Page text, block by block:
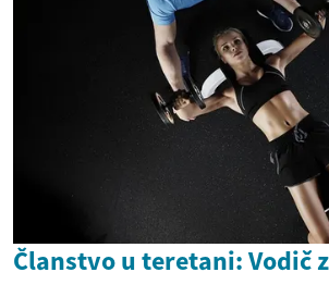
Članstvo u teretani: Vodič